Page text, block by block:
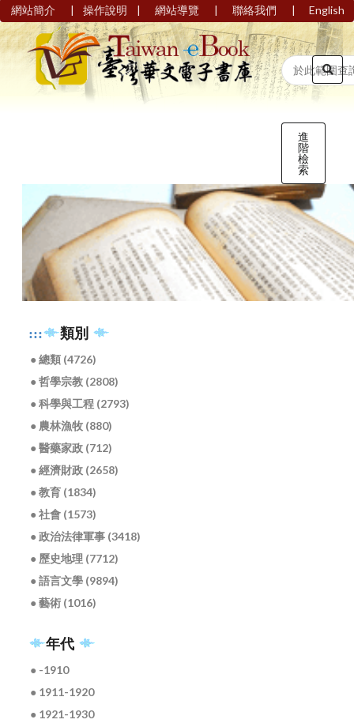
網站簡介 | 操作說明 | 網站導覽 | 聯絡我們 | English
進
階
檢
索
::: 類別
● 總類 (4726)
● 哲學宗教 (2808)
● 科學與工程 (2793)
● 農林漁牧 (880)
● 醫藥家政 (712)
● 經濟財政 (2658)
● 教育 (1834)
● 社會 (1573)
● 政治法律軍事 (3418)
● 歷史地理 (7712)
● 語言文學 (9894)
● 藝術 (1016)
年代
● -1910
● 1911-1920
● 1921-1930